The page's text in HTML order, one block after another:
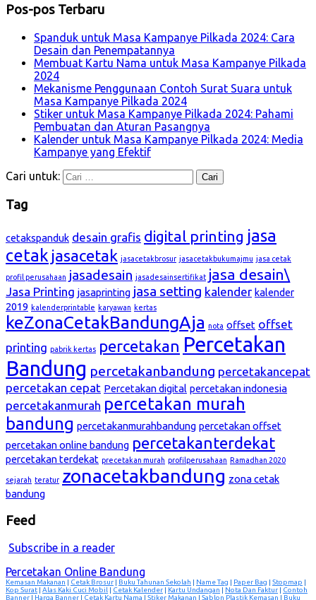
Pos-pos Terbaru
Spanduk untuk Masa Kampanye Pilkada 2024: Cara
Desain dan Penempatannya
Membuat Kartu Nama untuk Masa Kampanye Pilkada
2024
Mekanisme Penggunaan Contoh Surat Suara untuk
Masa Kampanye Pilkada 2024
Stiker untuk Masa Kampanye Pilkada 2024: Pahami
Pembuatan dan Aturan Pasangnya
Kalender untuk Masa Kampanye Pilkada 2024: Media
Kampanye yang Efektif
Cari untuk:
Tag
cetakspanduk desain grafis digital printing jasa
cetak jasacetak jasacetakbrosur jasacetakbukumajmu jasa cetak
profil perusahaan jasadesain jasadesainsertifikat jasa desain\
Jasa Printing jasaprinting jasa setting kalender kalender
2019 kalenderprintable karyawan kertas
keZonaCetakBandungAja nota offset offset
printing pabrik kertas percetakan Percetakan
Bandung percetakanbandung percetakancepat
percetakan cepat Percetakan digital percetakan indonesia
percetakanmurah percetakan murah
bandung percetakanmurahbandung percetakan offset
percetakan online bandung percetakanterdekat
percetakan terdekat precetakan murah profilperusahaan Ramadhan 2020
sejarah teratur zonacetakbandung zona cetak
bandung
Feed
Subscribe in a reader
Percetakan Online Bandung
Kemasan Makanan Cetak Brosur Buku Tahunan Sekolah Name Tag Paper Bag Stopmap
Kop Surat
Alas Kaki Cuci Mobil Cetak Kalender Kartu Undangan Nota Dan Faktur
Contoh
Banner
Harga Banner Cetak Kartu Nama Stiker Makanan Sablon Plastik Kemasan Buku